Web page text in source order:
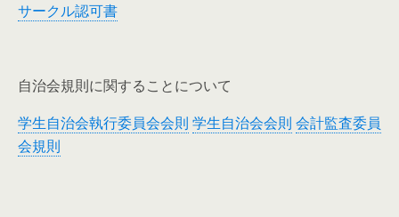
サークル認可書
自治会規則に関することについて
学生自治会執行委員会会則 学生自治会会則 会計監査委員
会規則